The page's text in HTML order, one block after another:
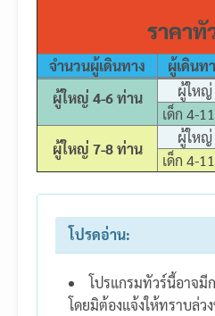
ราคาทั
จำนวนผู้เดินทาง ผู้เดินท
ผู้ใหญ่ 4-6 ท่าน
ผู้ใหญ่
เด็ก 4-
ผู้ใหญ่ 7-8 ท่าน
ผู้ใหญ่
เด็ก 4-
โปรดอ่าน:
โปรแกรมทัวร์นี้อาจมี
โดยมิต้องแจ้งให้ทราบล่ว